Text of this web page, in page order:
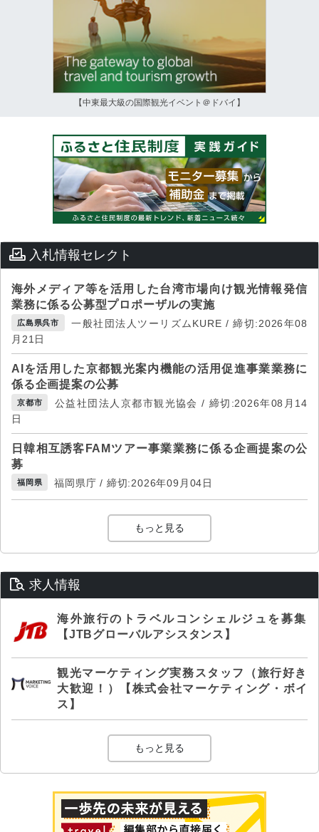
【中東最大級の国際観光イベント＠ドバイ】
入札情報セレクト
海外メディア等を活用した台湾市場向け観光情報発信
業務に係る公募型プロポーザルの実施
広島県呉市
一般社団法人ツーリズムKURE / 締切:2026年08
月21日
AIを活用した京都観光案内機能の活用促進事業業務に
係る企画提案の公募
京都市
公益社団法人京都市観光協会 / 締切:2026年08月14
日
日韓相互誘客FAMツアー事業業務に係る企画提案の公
募
福岡県 福岡県庁 / 締切:2026年09月04日
もっと見る
求人情報
海外旅行のトラベルコンシェルジュを募集
【JTBグローバルアシスタンス】
観光マーケティング実務スタッフ（旅行好き
大歓迎！）【株式会社マーケティング・ボイ
ス】
もっと見る